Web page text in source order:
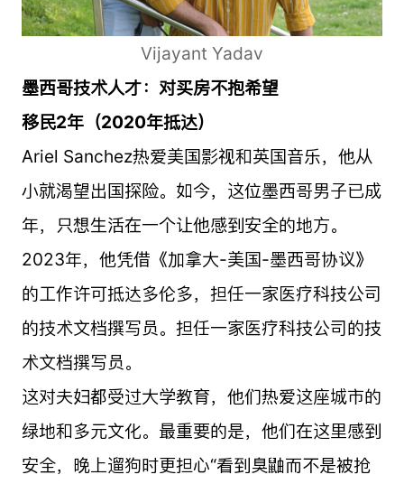
Vijayant Yadav
墨西哥技术人才：对买房不抱希望
移民2年（2020年抵达）
Ariel Sanchez热爱美国影视和英国音乐，他从
小就渴望出国探险。如今，这位墨西哥男子已成
年，只想生活在一个让他感到安全的地方。
2023年，他凭借《加拿大-美国-墨西哥协议》
的工作许可抵达多伦多，担任一家医疗科技公司
的技术文档撰写员。担任一家医疗科技公司的技
术文档撰写员。
这对夫妇都受过大学教育，他们热爱这座城市的
绿地和多元文化。最重要的是，他们在这里感到
安全，晚上遛狗时更担心“看到臭鼬而不是被抢